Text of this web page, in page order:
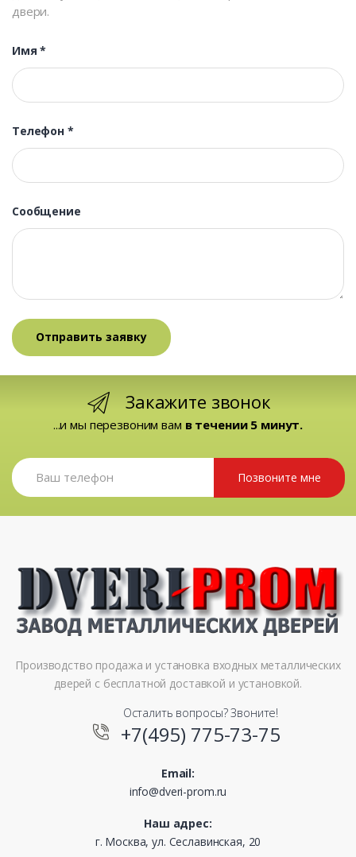
двери.
Имя*
Телефон *
Сообщение
Закажите звонок
...и мы перезвоним вам в течении 5 минут.
Позвоните мне
Производство продажа и установка входных металлических
дверей с бесплатной доставкой и установкой.
Осталить вопросы? Звоните!
+7(495) 775-73-75
Email:
info@dveri-prom.ru
Наш адрес:
г. Москва, ул. Сеславинская, 20